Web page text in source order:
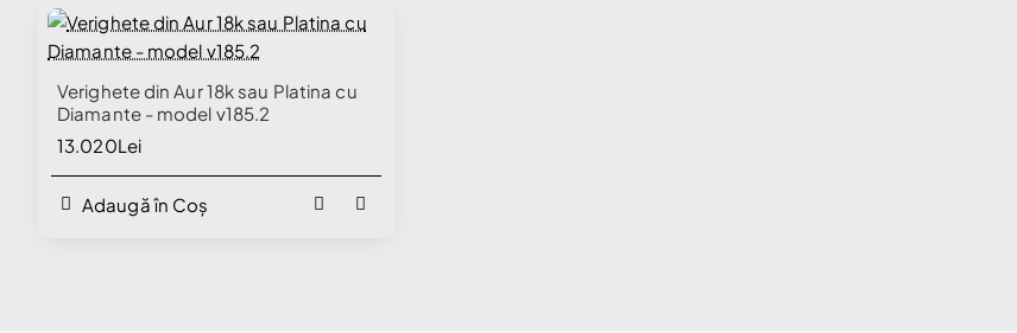
Verighete din Aur 18k sau Platina cu
Diamante - model v185.2
13.020Lei
Adaugă în Coș